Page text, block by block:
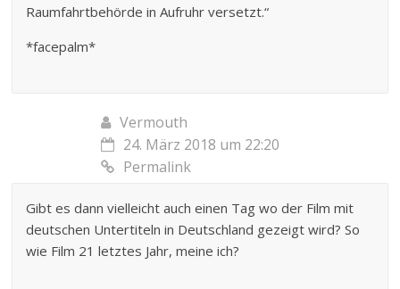
Raumfahrtbehörde in Aufruhr versetzt.“
*facepalm*
Vermouth
24. März 2018 um 22:20
Permalink
Gibt es dann vielleicht auch einen Tag wo der Film mit
deutschen Untertiteln in Deutschland gezeigt wird? So
wie Film 21 letztes Jahr, meine ich?